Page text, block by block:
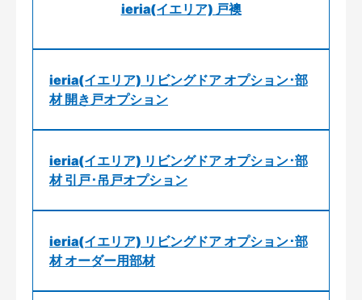
ieria(イエリア) 戸襖
ieria(イエリア) リビングドア オプション･部
材 開き戸オプション
ieria(イエリア) リビングドア オプション･部
材 引戸･吊戸オプション
ieria(イエリア) リビングドア オプション･部
材 オーダー用部材